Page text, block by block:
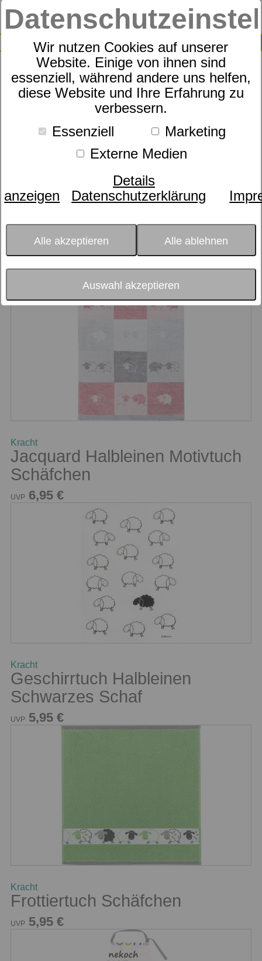
Wir nutzen Cookies auf unserer
Website. Einige von ihnen sind
essenziell, während andere uns helfen,
diese Website und Ihre Erfahrung zu
verbessern.
Essenziell
Marketing
Externe Medien
Details
anzeigen
Datenschutzerklärung
Alle akzeptieren Alle ablehnen
Auswahl akzeptieren
SUCHE
0
Produkte Wohnen Küche 31 Produkte
Küche
- bitte wählen -
Sortierung nach
- bitte wählen -
Kracht
Jacquard Halbleinen Motivtuch
Schäfchen
UVP 6,95 €
Kracht
Geschirrtuch Halbleinen
Schwarzes Schaf
UVP 5,95 €
Kracht
Frottiertuch Schäfchen
UVP 5,95 €